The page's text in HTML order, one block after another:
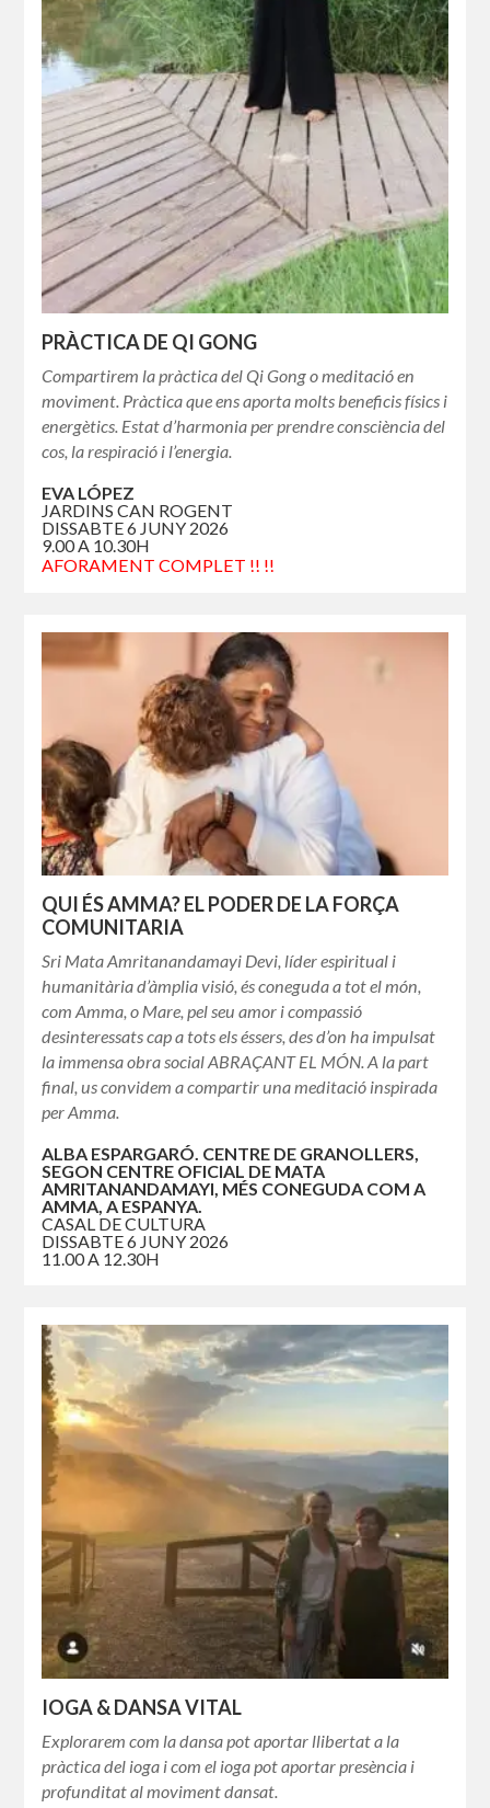
PRÀCTICA DE QI GONG
Compartirem la pràctica del Qi Gong o meditació en
moviment. Pràctica que ens aporta molts beneficis físics i
energètics. Estat d’harmonia per prendre consciència del
cos, la respiració i l’energia.
EVA LÓPEZ
JARDINS CAN ROGENT
DISSABTE 6 JUNY 2026
9.00 A 10.30H
AFORAMENT COMPLET !! !!
QUI ÉS AMMA? EL PODER DE LA FORÇA
COMUNITARIA
Sri Mata Amritanandamayi Devi, líder espiritual i
humanitària d’àmplia visió, és coneguda a tot el món,
com Amma, o Mare, pel seu amor i compassió
desinteressats cap a tots els éssers, des d’on ha impulsat
la immensa obra social ABRAÇANT EL MÓN. A la part
final, us convidem a compartir una meditació inspirada
per Amma.
ALBA ESPARGARÓ. CENTRE DE GRANOLLERS,
SEGON CENTRE OFICIAL DE MATA
AMRITANANDAMAYI, MÉS CONEGUDA COM A
AMMA, A ESPANYA.
CASAL DE CULTURA
DISSABTE 6 JUNY 2026
11.00 A 12.30H
IOGA & DANSA VITAL
Explorarem com la dansa pot aportar llibertat a la
pràctica del ioga i com el ioga pot aportar presència i
profunditat al moviment dansat.